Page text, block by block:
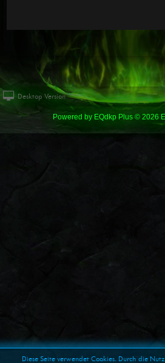
Diese Seite verwendet Cookies. Durch die
Desktop Version
Powered by EQdkp Plus© 2026